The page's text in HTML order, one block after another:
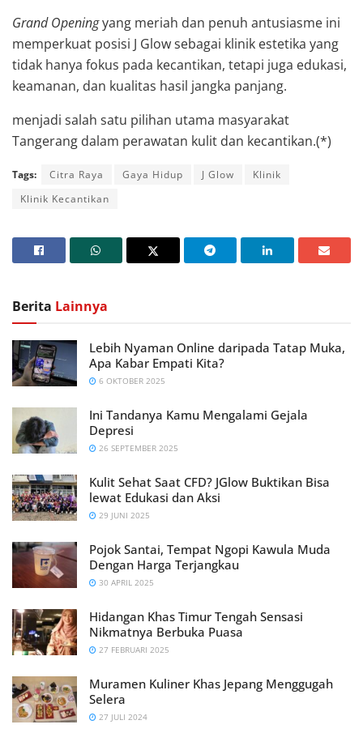
Grand Openingyang meriah dan penuh antusiasme ini
memperkuat posisi J Glow sebagai klinik estetika yang
tidak hanya fokus pada kecantikan, tetapi juga edukasi,
keamanan, dan kualitas hasil jangka panjang.
menjadi salah satu pilihan utama masyarakat
Tangerang dalam perawatan kulit dan kecantikan.(*)
Tags: Citra Raya Gaya Hidup J Glow
Klinik
Klinik Kecantikan
Berita Lainnya
Lebih Nyaman Online daripada Tatap Muka,
Apa Kabar Empati Kita?
6 OKTOBER 2025
Ini Tandanya Kamu Mengalami Gejala
Depresi
26 SEPTEMBER 2025
Kulit Sehat Saat CFD? JGlow Buktikan Bisa
lewat Edukasi dan Aksi
29 JUNI 2025
Pojok Santai, Tempat Ngopi Kawula Muda
Dengan Harga Terjangkau
30 APRIL 2025
Hidangan Khas Timur Tengah Sensasi
Nikmatnya Berbuka Puasa
27 FEBRUARI 2025
Muramen Kuliner Khas Jepang Menggugah
Selera
27 JULI 2024